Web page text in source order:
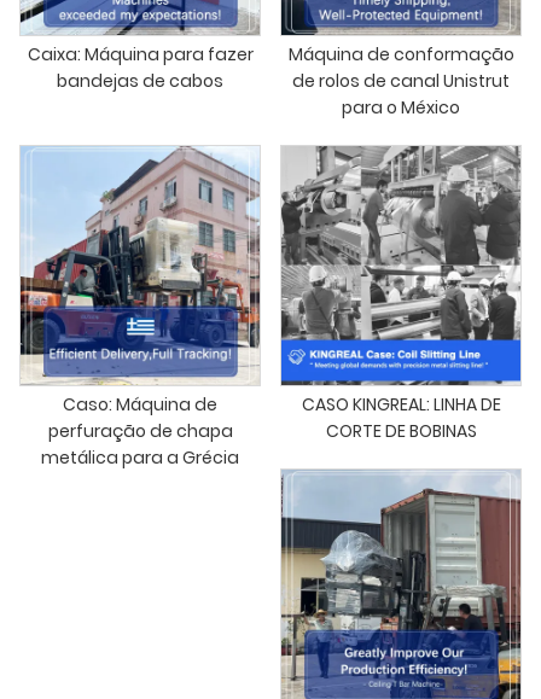
Caixa: Máquina para fazer
bandejas de cabos
Máquina de conformação
de rolos de canal Unistrut
para o México
Caso: Máquina de
perfuração de chapa
metálica para a Grécia
CASO KINGREAL: LINHA DE
CORTE DE BOBINAS